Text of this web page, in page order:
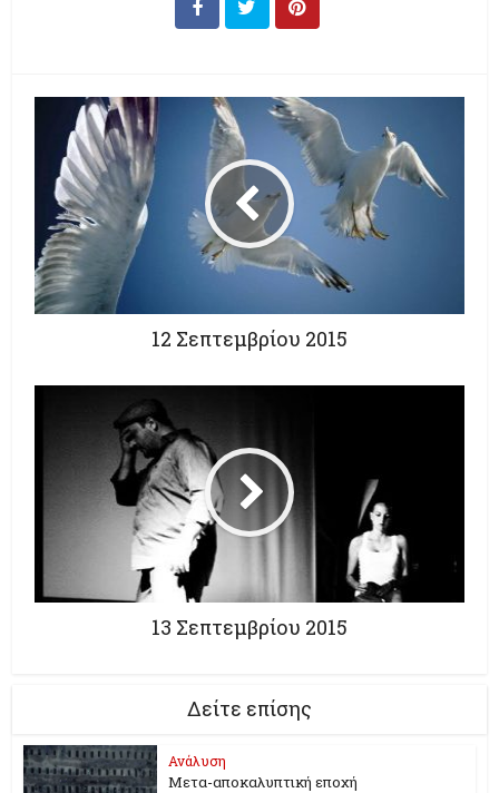
12 Σεπτεμβρίου 2015
13 Σεπτεμβρίου 2015
Δείτε επίσης
Ανάλυση
Μετα-αποκαλυπτική εποχή